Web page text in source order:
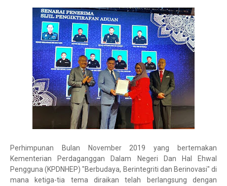
Perhimpunan Bulan November 2019 yang bertemakan
Kementerian Perdaganggan Dalam Negeri Dan Hal Ehwal
Pengguna (KPDNHEP) "Berbudaya, Berintegriti dan Berinovasi" di
mana ketiga-tia tema diraikan telah berlangsung dengan